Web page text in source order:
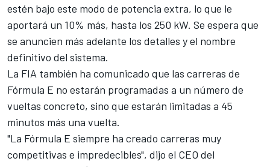
estén bajo este modo de potencia extra, lo que le
aportará un 10% más, hasta los 250 kW. Se espera que
se anuncien más adelante los detalles y el nombre
definitivo del sistema.
La FIA también ha comunicado que las carreras de
Fórmula E no estarán programadas a un número de
vueltas concreto, sino que estarán limitadas a 45
minutos más una vuelta.
"La Fórmula E siempre ha creado carreras muy
competitivas e impredecibles", dijo el CEO del